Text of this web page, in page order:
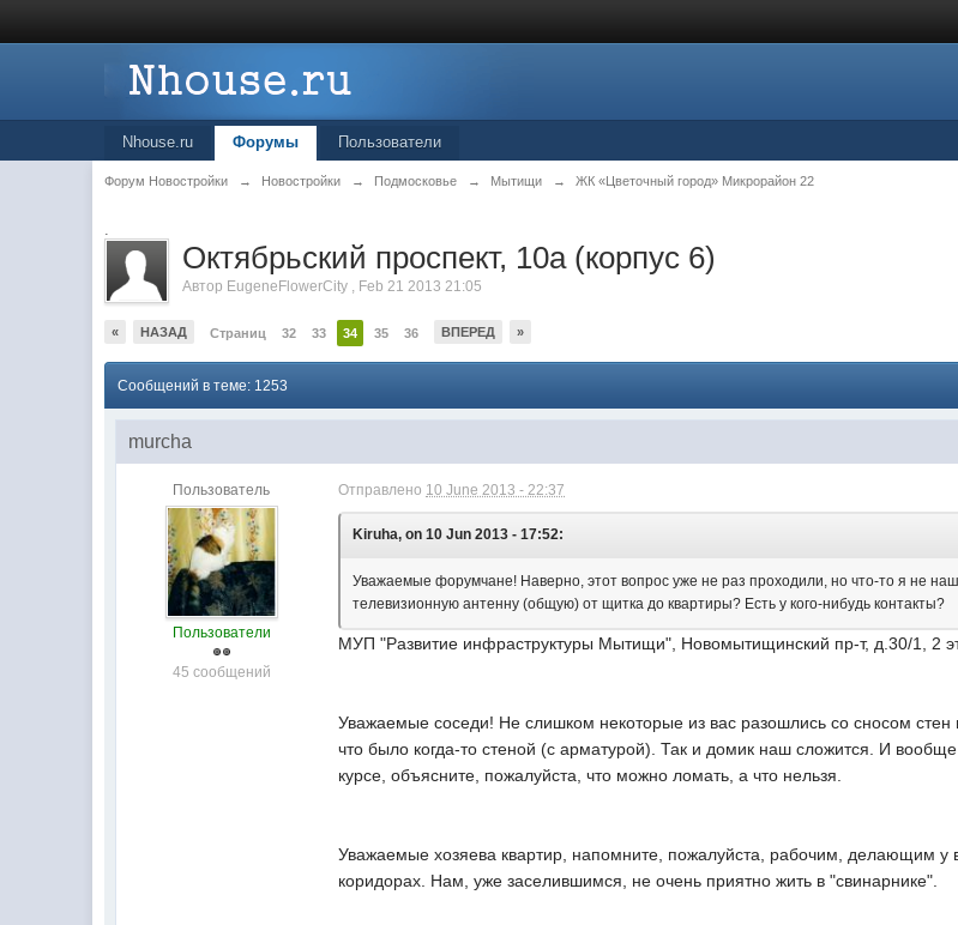
Nhouse.ru Форумы Пользователи
Форум Новостройки → Новостройки → Подмосковье → Мытищи → ЖК «Цветочный город» Микрорайон 22
.
Октябрьский проспект, 10а (корпус 6)
Автор EugeneFlowerCity , Feb 21 2013 21:05
« НАЗАД Страниц 32 33 34 35 36 ВПЕРЕД »
Сообщений в теме: 1253
murcha
Пользователь
Пользователи
45 сообщений
Отправлено 10 June 2013 - 22:37
Kiruha, on 10 Jun 2013 - 17:52:
Уважаемые форумчане! Наверно, этот вопрос уже не раз проходили, но что-то я не
телевизионную антенну (общую) от щитка до квартиры? Есть у кого-нибудь контакты?
МУП "Развитие инфраструктуры Мытищи", Новомытищинский пр-т, д.30/1, 2
Уважаемые соседи! Не слишком некоторые из вас разошлись со сносом стен
что было когда-то стеной (с арматурой). Так и домик наш сложится. И
курсе, объясните, пожалуйста, что можно ломать, а что нельзя.
Уважаемые хозяева квартир, напомните, пожалуйста, рабочим, делающим у
коридорах. Нам, уже заселившимся, не очень приятно жить в "свинарнике".